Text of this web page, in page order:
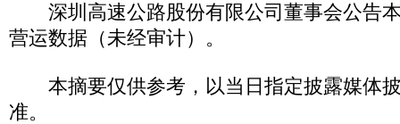
深圳高速公路股份有限公司董事会公告本
营运数据（未经审计）。
本摘要仅供参考，以当日指定披露媒体
准。